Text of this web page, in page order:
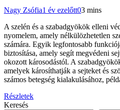
Nagy Zsófia1 év ezelőtt03 mins
A szelén és a szabadgyökök elleni
nyomelem, amely nélkülözhetetlen
számára. Egyik legfontosabb
biztosítása, amely segít megvédeni
okozott károsodástól. A
amelyek károsíthatják a sejteket és
számos betegség kialakulásához,
Részletek
Keresés